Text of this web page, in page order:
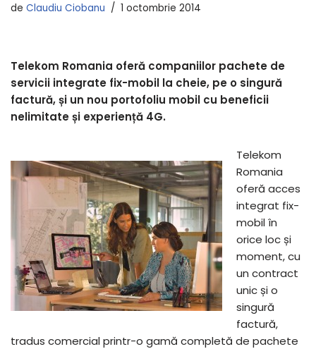
de Claudiu Ciobanu 1 octombrie 2014
Telekom Romania oferă companiilor pachete de
servicii integrate fix-mobil la cheie, pe o singură
factură, și un nou portofoliu mobil cu beneficii
nelimitate și experiență 4G.
Telekom
Romania
oferă acces
integrat fix-
mobil în
orice loc și
moment, cu
un contract
unic și o
singură
factură,
tradus comercial printr-o gamă completă de pachete